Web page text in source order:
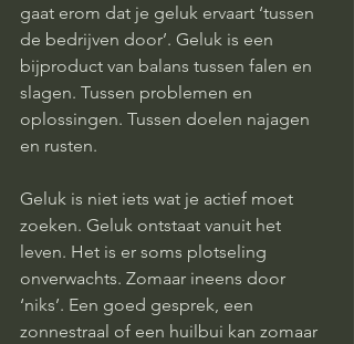
gaat erom dat je geluk ervaart ‘tussen
de bedrijven door’. Geluk is een
bijproduct van balans tussen falen en
slagen. Tussen problemen en
oplossingen. Tussen doelen najagen
en rusten.
Geluk is niet iets wat je actief moet
zoeken. Geluk ontstaat vanuit het
leven. Het is er soms plotseling
onverwachts. Zomaar ineens door
‘niks’. Een goed gesprek, een
zonnestraal of een huilbui kan zomaar